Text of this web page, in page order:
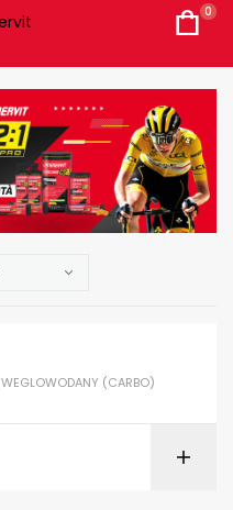
0
WEGLOWODANY (CARBO)